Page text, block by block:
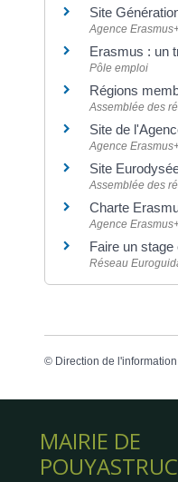
Site
Agence
Erasmus : un
Pôle emploi
Régions
Assemblée des
Site de
Agence
Site
Assemblée des
Charte
Agence
Faire un stage
Réseau
© Direction de
MAIRIE DE
POUYASTRUC